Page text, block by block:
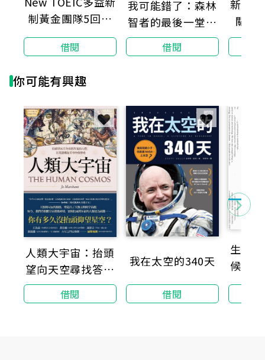
制黃金團隊5回全
真試題＋詳解
借閱
我可能錯了：森林
智者的最後一堂人
生課
借閱
新制
關鍵
你可能有興趣
人類大宇宙：抬頭
望向天空尋找答案
的人們，以及隱藏
在星空中的歷史
借閱
我在太空的340天
借閱
生死
候災